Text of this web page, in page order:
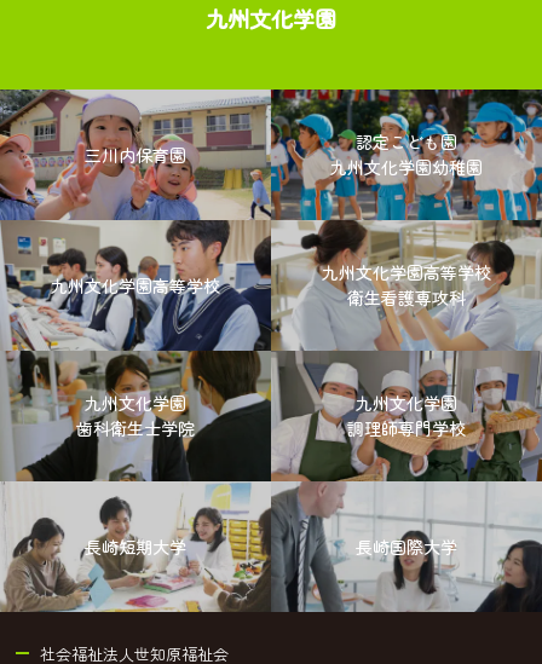
九州文化学園
三川内保育園
認定こども園
九州文化学園幼稚園
九州文化学園高等学校
九州文化学園高等学校
衛生看護専攻科
九州文化学園
歯科衛生士学院
九州文化学園
調理師専門学校
長崎短期大学 長崎国際大学
社会福祉法人世知原福祉会